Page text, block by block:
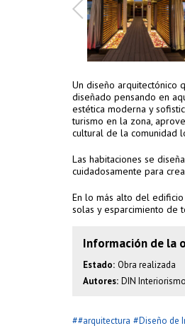
Un diseño arquitectónico
diseñado pensando en
estética moderna y
turismo en la zona,
cultural de la comunidad
Las habitaciones se
cuidadosamente para
En lo más alto del
solas y esparcimiento de
Información de la
Estado: Obra realizada
Autores: DIN
##arquitectura #Diseño de